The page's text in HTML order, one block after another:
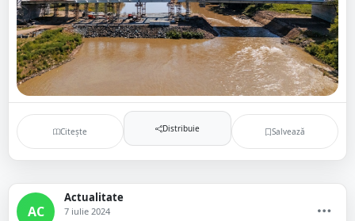
Citește Distribuie Salvează
AC
Actualitate
7 iulie 2024